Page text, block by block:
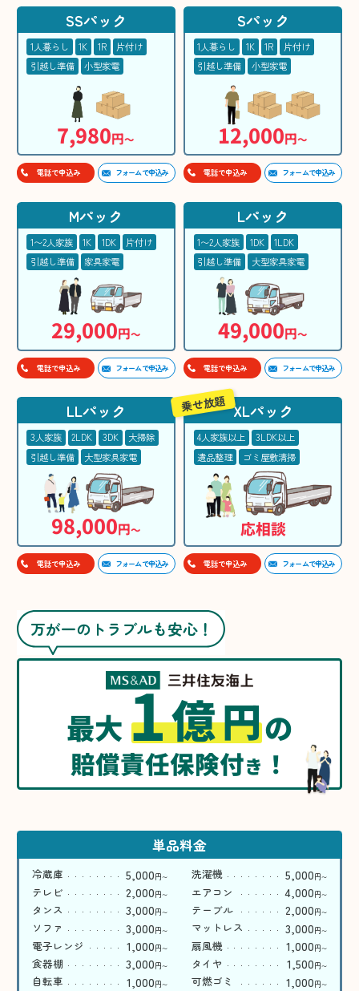
SSパック
1人暮らし 1K 1R
片付け
引越し準備
小型家電
7,980円〜
電話で申込み フォームで申込み
Sパック
1人暮らし 1K 1R
片付け
引越し準備
小型家電
12,000円〜
電話で申込み フォームで申込み
Mパック
1〜2人家族 1K 1DK
片付け
引越し準備
家具家電
29,000円〜
電話で申込み フォームで申込み
Lパック
1〜2人家族 1DK
1LDK
引越し準備
大型家具家電
49,000円〜
電話で申込み フォームで申込み
LLパック
3人家族 2LDK 3DK
大掃除
引越し準備
大型家具家電
98,000円〜
電話で申込み フォームで申込み
XLパック
4人家族以上
3LDK以上
遺品整理
ゴミ屋敷清掃
応相談
乗せ放題
電話で申込み フォームで申込み
万が一のトラブルも安心！
最大1億円の
賠償責任保険付き ！
単品料金
冷蔵庫 5,000円〜 洗濯機 5,000円〜
テレビ 2,000円〜 エアコン 4,000円〜
タンス 3,000円〜 テーブル 2,000円〜
ソファ 3,000円〜 マットレス 3,000円〜
電子レンジ 1,000円〜 扇風機 1,000円〜
食器棚 3,000円〜 タイヤ 1,500円〜
自転車 1,000円〜 可燃ゴミ 1,000円〜